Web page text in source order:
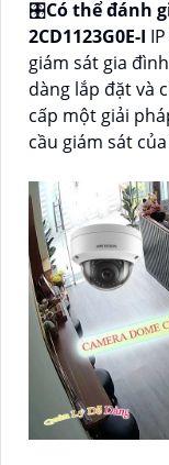
🎛Có thể đánh
2CD1123G0E-I
giám sát gia
dàng lắp đặt và
cấp một giải
cầu giám sát